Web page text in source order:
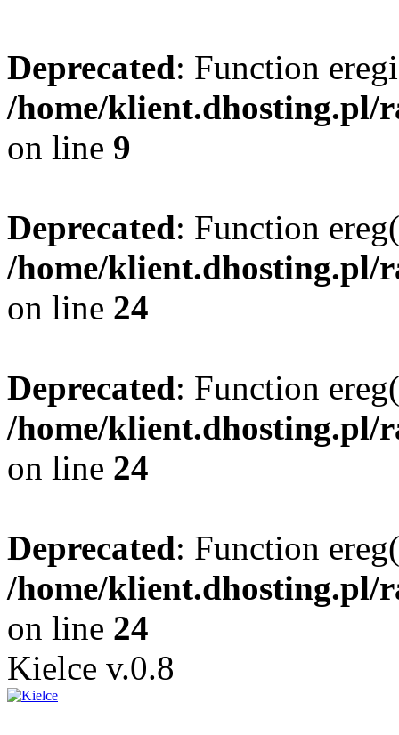
Deprecated: Function
/home/klient.dhosting.pl/
on line 9
Deprecated: Function
/home/klient.dhosting.pl/
on line 24
Deprecated: Function
/home/klient.dhosting.pl/
on line 24
Deprecated: Function
/home/klient.dhosting.pl/
on line 24
Kielce v.0.8